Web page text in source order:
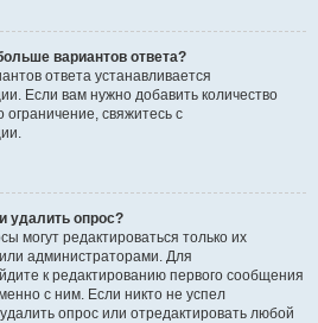
вариантов ответа?
ответа устанавливается
Если вам нужно добавить количество
свяжитесь с
удалить опрос?
могут редактироваться только их
администраторами. Для
к редактированию первого сообщения
с ним. Если никто не успел
опрос или отредактировать любой